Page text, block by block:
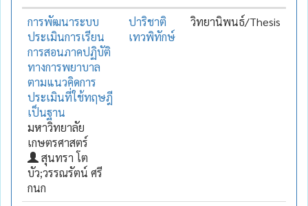
การพัฒนาระบบ
ประเมินการเรียน
การสอนภาคปฏิบัติ
ทางการพยาบาล
ตามแนวคิดการ
ประเมินที่ใช้ทฤษฎี
เป็นฐาน
มหาวิทยาลัย
เกษตรศาสตร์
สุนทรา โต
บัว;วรรณรัตน์ ศรี
กนก
ปาริชาติ
เทวพิทักษ์
วิทยานิพนธ์/Thesis